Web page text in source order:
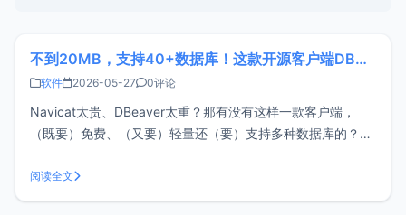
不到20MB，支持40+数据库！这款开源客户端DBX太轻巧了
软件 2026-05-27 0评论
Navicat太贵、DBeaver太重？那有没有这样一款客户端，
（既要）免费、（又要）轻量还（要）支持多种数据库的？这
DBXDBX是一款使用Rust + Tauri 2开发的跨平台数据库客户
端，体积小巧，支持丰富的数据库类型，比如MySQL、
阅读全文